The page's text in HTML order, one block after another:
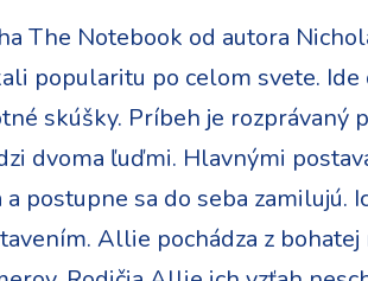
The Notebook od autora
popularitu po celom svete. Ide
skúšky. Príbeh je rozprávaný
dvoma ľuďmi. Hlavnými
a postupne sa do seba
Allie pochádza z